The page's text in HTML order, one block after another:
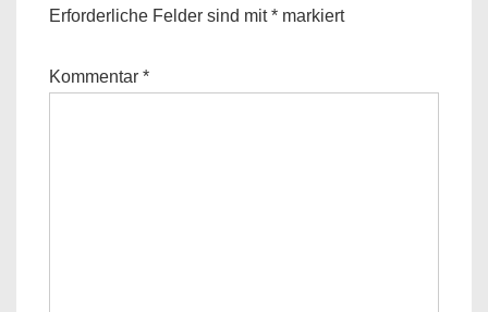
Erforderliche Felder sind mit* markiert
Kommentar *